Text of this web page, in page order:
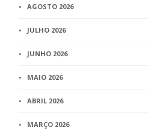
AGOSTO 2026
JULHO 2026
JUNHO 2026
MAIO 2026
ABRIL 2026
MARÇO 2026